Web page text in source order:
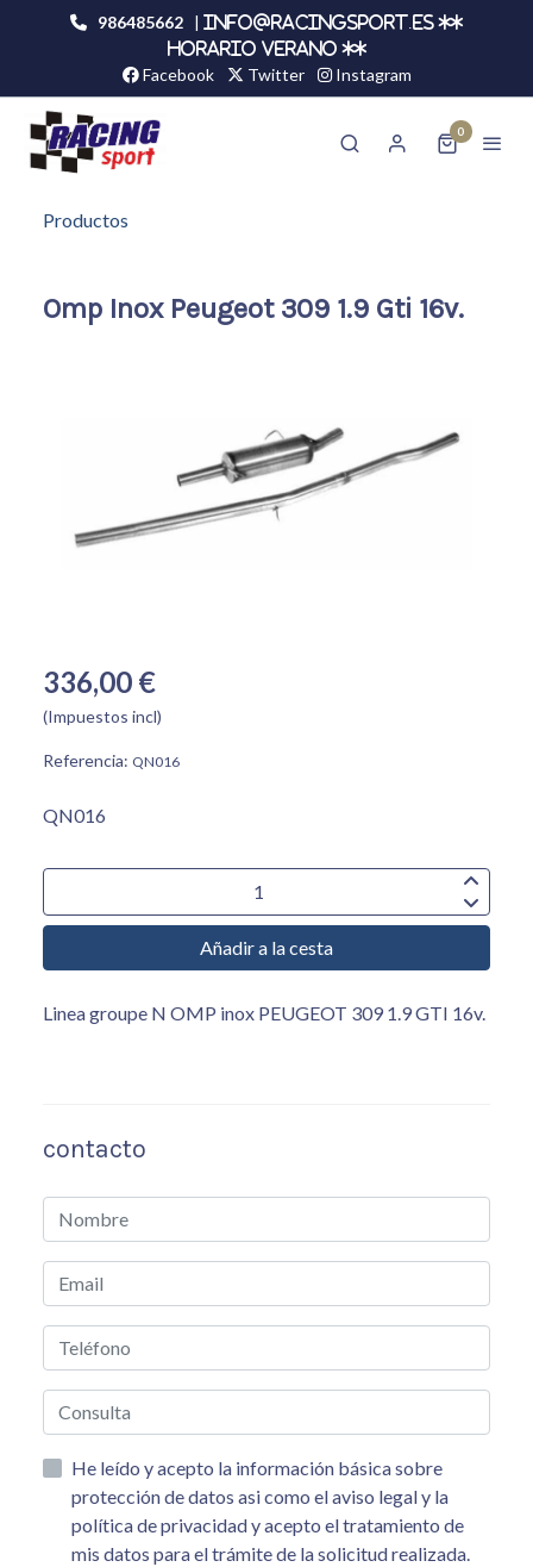
986485662 |
info@racingsport.es **
HORARIO VERANO **
Facebook Twitter Instagram
0
Productos
Omp Inox Peugeot 309 1.9 Gti 16v.
336,00 €
(Impuestos incl)
Referencia: QN016
QN016
Añadir a la cesta
Linea groupe N OMP inox PEUGEOT 309 1.9 GTI 16v.
contacto
He leído y acepto la información básica sobre
protección de datos asi como el aviso legal y la
política de privacidad y acepto el tratamiento de
mis datos para el trámite de la solicitud realizada.